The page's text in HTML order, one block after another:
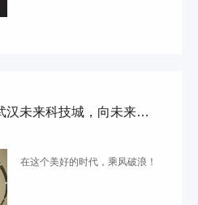
骄阳产业园展厅 | 武汉未来科技城，向未来，出发！
在这个美好的时代，乘风破浪！